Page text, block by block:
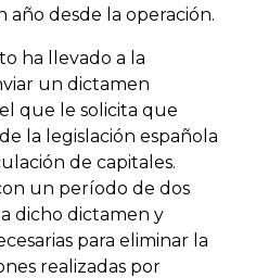
desde la operación.
ha llevado a la
un dictamen
que le solicita que
la legislación española
de capitales.
un período de dos
dicho dictamen y
para eliminar la
realizadas por